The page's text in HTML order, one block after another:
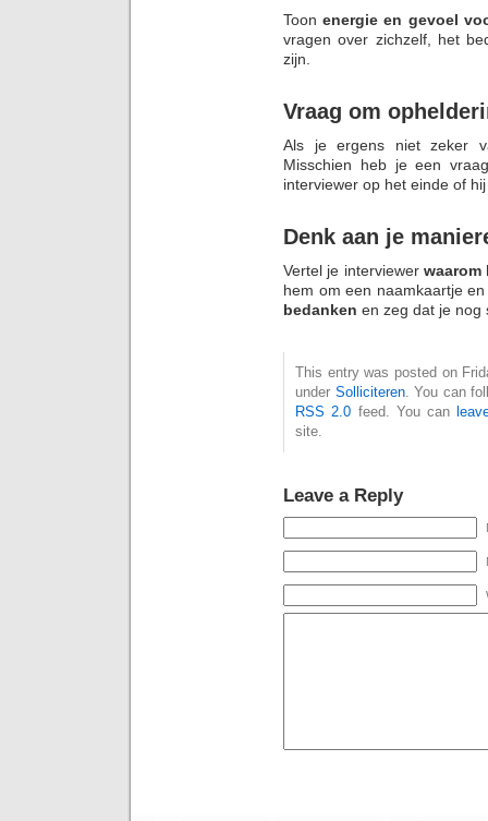
Toonenergie en gevoel
vragen over zichzelf, het
zijn.
Vraag om
Als je ergens niet zeker
Misschien heb je een
interviewer op het einde of
Denk aan je
Vertel je interviewerwaarom
hem om een naamkaartje
bedanken en zeg dat je
This entry was posted on
under Solliciteren. You can
RSS 2.0 feed. You can
site.
Leave a Reply